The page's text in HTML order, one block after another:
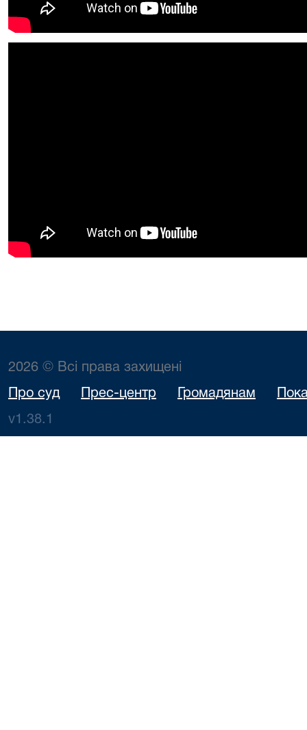
2026 © Всі права захищені
Про суд Прес-центр Громадянам
v1.38.1